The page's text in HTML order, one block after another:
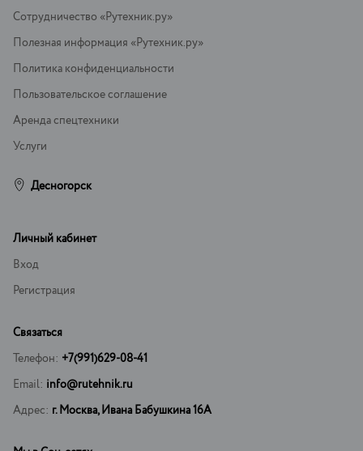
Сотрудничество «Рутехник.ру»
Полезная информация «Рутехник.ру»
Политика конфиденциальности
Пользовательское соглашение
Аренда спецтехники
Услуги
Десногорск
Личный кабинет
Вход
Регистрация
Связаться
Телефон: +7(991)629-08-41
Email: info@rutehnik.ru
Адрес: г. Москва, Ивана Бабушкина 16А